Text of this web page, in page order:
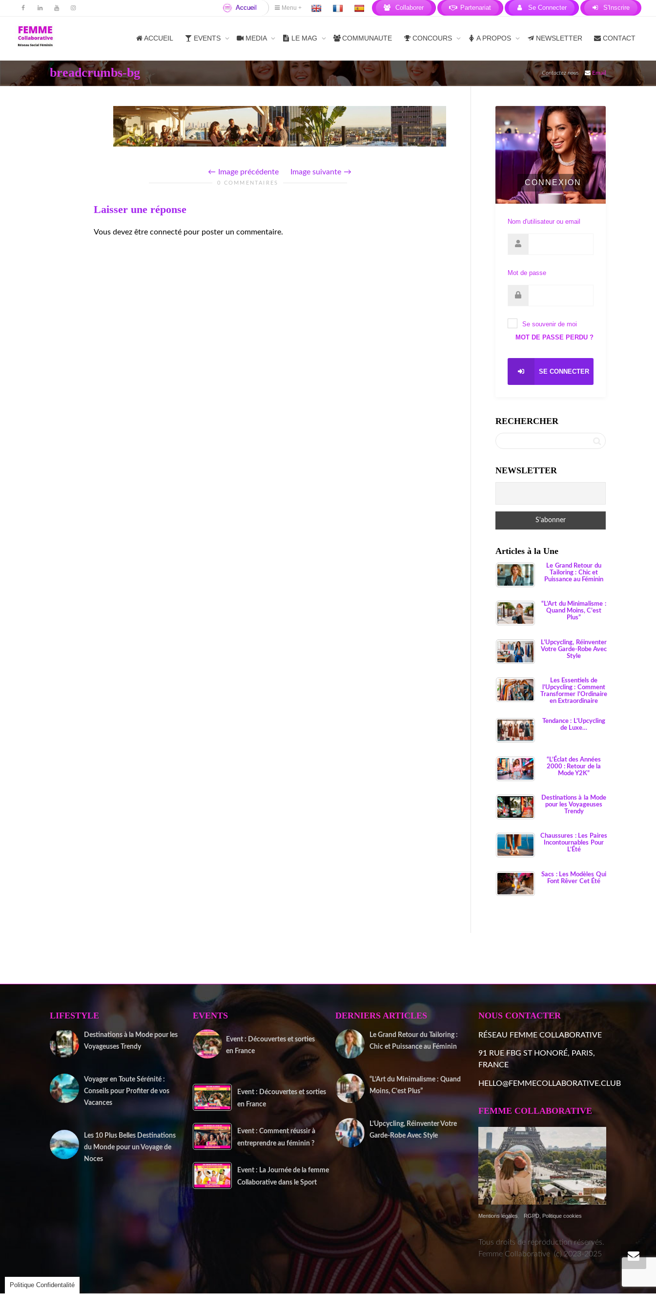
Accueil Menu + Collaborer Partenariat Se Connecter S'Inscrire
ACCUEIL EVENTS MEDIA LE MAG COMMUNAUTE CONCOURS A PROPOS NEWSLETTER CONTACT
breadcrumbs-bg Contactez nous Email
Image précédente Image suivante
0 COMMENTAIRES
Laisser une réponse
Vous devez être connecté pour poster un commentaire.
CONNEXION
Nom d'utilisateur ou email
Mot de passe
Se souvenir de moi
MOT DE PASSE PERDU ?
SE CONNECTER
RECHERCHER
NEWSLETTER
Articles à la Une
Le Grand Retour du
Tailoring : Chic et
Puissance au Féminin
“L’Art du Minimalisme :
Quand Moins, C’est
Plus”
L’Upcycling, Réinventer
Votre Garde-Robe Avec
Style
Les Essentiels de
l’Upcycling : Comment
Transformer l’Ordinaire
en Extraordinaire
Tendance : L’Upcycling
de Luxe…
“L’Éclat des Années
2000 : Retour de la
Mode Y2K”
Destinations à la Mode
pour les Voyageuses
Trendy
Chaussures : Les Paires
Incontournables Pour
L’Été
Sacs : Les Modèles Qui
Font Rêver Cet Été
LIFESTYLE
Destinations à la Mode pour les
Voyageuses Trendy
Voyager en Toute Sérénité :
Conseils pour Profiter de vos
Vacances
Les 10 Plus Belles Destinations
du Monde pour un Voyage de
Noces
EVENTS
Event : Découvertes et sorties
en France
Event : Découvertes et sorties
en France
Event : Comment réussir à
entreprendre au féminin ?
Event : La Journée de la femme
Collaborative dans le Sport
DERNIERS ARTICLES
Le Grand Retour du Tailoring :
Chic et Puissance au Féminin
“L’Art du Minimalisme : Quand
Moins, C’est Plus”
L’Upcycling, Réinventer Votre
Garde-Robe Avec Style
10 décembre 2025
NOUS CONTACTER
RÉSEAU FEMME COLLABORATIVE
91 RUE FBG ST HONORÉ, PARIS,
FRANCE
HELLO@FEMMECOLLABORATIVE.CLUB
FEMME COLLABORATIVE
Mentions légales RGPD, Politique cookies
Tous droits de reproduction réservés.
Femme Collaborative (c) 2023-2025
Politique Confidentalité